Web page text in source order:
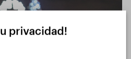
privacidad!